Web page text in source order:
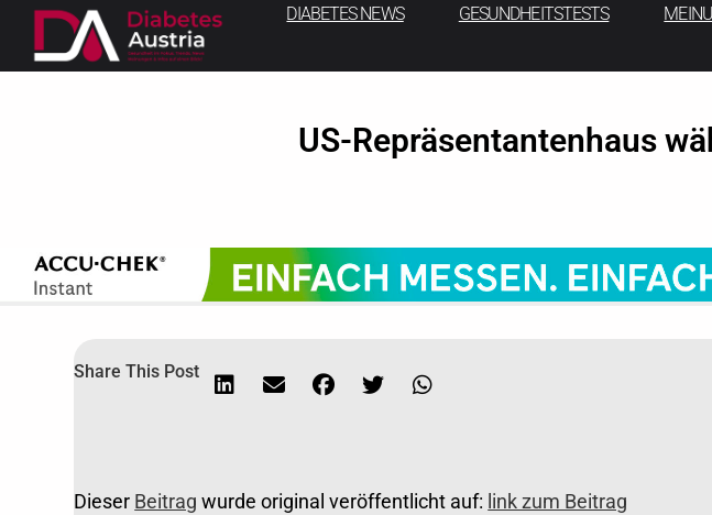
DIABETES NEWS GESUNDHEITSTESTS
US-Repräsentantenhaus
Share This Post
Dieser Beitrag wurde original veröffentlicht auf: link zum Beitrag